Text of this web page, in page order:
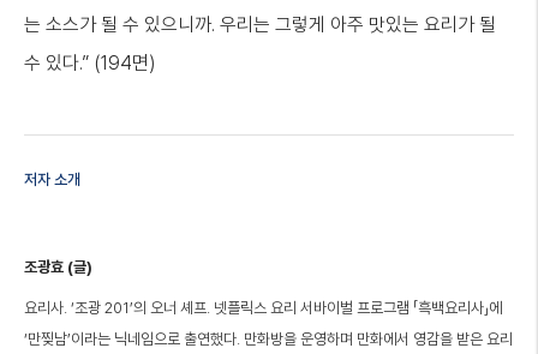
는 소스가 될 수 있으니까. 우리는 그렇게 아주 맛있는 요리가 될
수 있다.” (194면)
저자 소개
조광효 (글)
요리사. ‘조광 201’의 오너 셰프. 넷플릭스 요리 서바이벌 프로그램 「흑백요리사」에
‘만찢남’이라는 닉네임으로 출연했다. 만화방을 운영하며 만화에서 영감을 받은 요리